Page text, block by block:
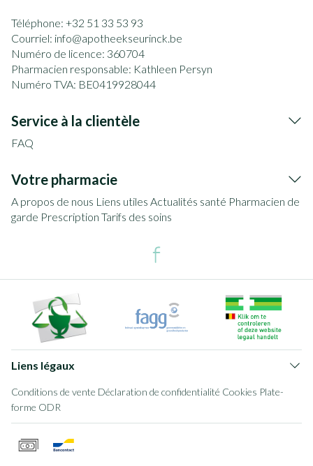
Téléphone: +32 51 33 53 93
Courriel: info@apotheekseurinck.be
Numéro de licence: 360704
Pharmacien responsable: Kathleen Persyn
Numéro TVA: BE0419928044
Service à la clientèle
FAQ
Votre pharmacie
A propos de nous Liens utiles Actualités santé Pharmacien de
garde Prescription Tarifs des soins
Liens légaux
Conditions de vente Déclaration de confidentialité Cookies Plate-
forme ODR